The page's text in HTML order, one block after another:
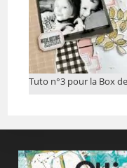
Tuto n°3 pour la Box